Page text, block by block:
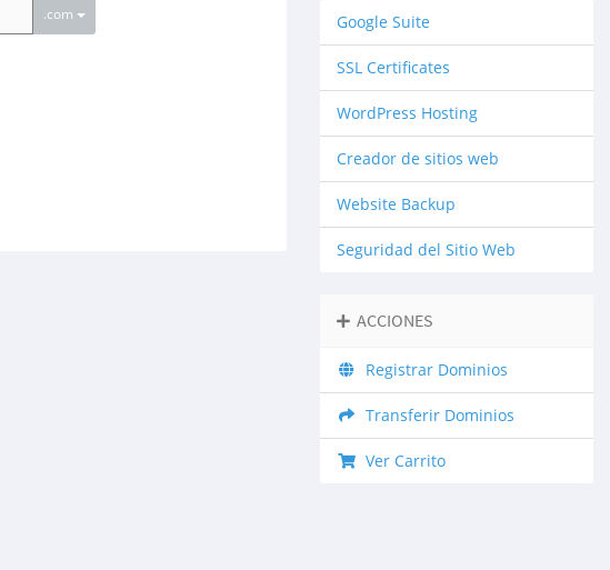
.com Google Suite
SSL Certificates
WordPress Hosting
Creador de sitios web
Website Backup
Seguridad del Sitio Web
ACCIONES
Registrar Dominios
Transferir Dominios
Ver Carrito